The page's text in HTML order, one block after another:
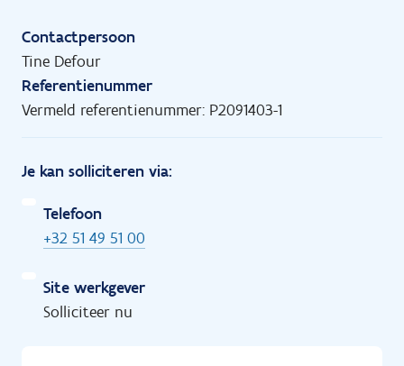
Contactpersoon
Tine Defour
Referentienummer
Vermeld referentienummer: P2091403-1
Je kan solliciteren via:
Telefoon
+32 51 49 51 00
Site werkgever
Solliciteer nu